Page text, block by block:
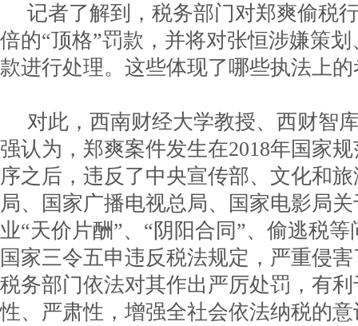
记者了解到，税务部门对郑爽偷税
倍的“顶格”罚款，并将对张恒涉嫌策
款进行处理。这些体现了哪些执法上
对此，西南财经大学教授、西财智
强认为，郑爽案件发生在2018年国家
序之后，违反了中央宣传部、文化和
局、国家广播电视总局、国家电影局
业“天价片酬”、“阴阳合同”、偷逃税
国家三令五申违反税法规定，严重侵
税务部门依法对其作出严厉处罚，有
性、严肃性，增强全社会依法纳税的